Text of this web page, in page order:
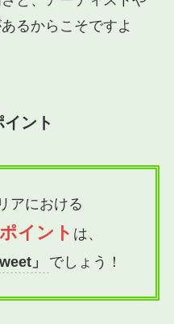
るからこそですよ
ント
アにおける
イント は、
」
でしょう！